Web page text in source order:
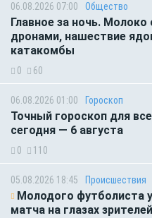
06.08.2026 07:00 Общество
Главное за ночь.
дронами, нашествие
катакомбы
0 60
06.08.2026 01:00 Гороскоп
Точный гороскоп для
сегодня — 6 августа
0 110
05.08.2026 18:45 Происшествия
Молодого футболиста
матча на глазах зрителей